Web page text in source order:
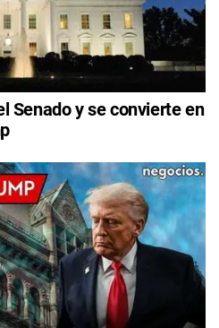
Senado y se convierte en